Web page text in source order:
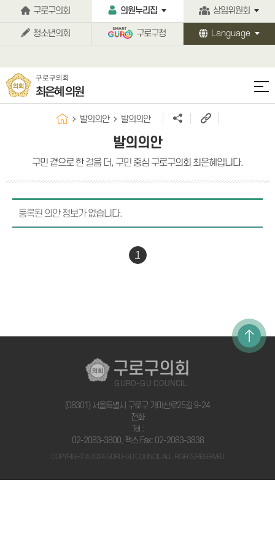
본문바로가기구로구의회 의원누리집 상임위원회
청소년의회 구로구청 Language
구로구의회
최은혜 의원
발의의안 발의의안
발의의안
구민 곁으로 한 걸음 더, 구민 중심 구로구의회 최은혜입니다.
등록된 의안 정보가 없습니다.
1
구로구의회
GURO-GU COUNCIL
(08301) 서울특별시 구로구 가마산로25길 9-24
전화
Tel :
02-2083-3800, 팩스 Fax: 02-2083-3838
COPYRIGHT © 2024 GURO-GU COUNCIL ALL. RIGHTS RESERVED